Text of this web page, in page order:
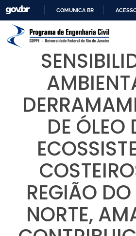
PARA
COMUNICA BR
DE ÓLEO
REGIÃO
NORTE,